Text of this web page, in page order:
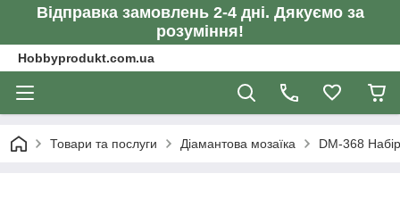
Відправка замовлень 2-4 дні. Дякуємо за
розуміння!
Hobbyprodukt.com.ua
Товари та послуги Діамантова мозаїка DM-368